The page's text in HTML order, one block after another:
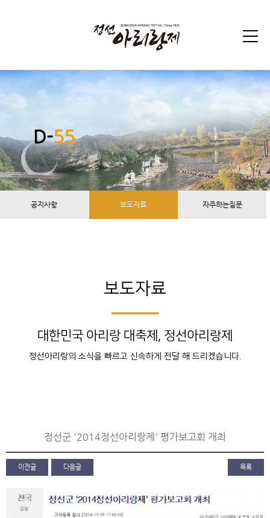
D-55
공지사항 보도자료 자주하는질문
보도자료
대한민국 아리랑 대축제, 정선아리랑제
정선아리랑의 소식을 빠르고 신속하게 전달 해 드리겠습니다.
정선군 '2014정선아리랑제' 평가보고회 개최
이전글 다음글 목록